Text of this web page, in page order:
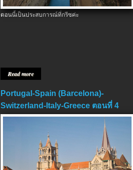
ตอนนี้เป็นประสบการณ์ที่กรีซค่ะ
Read more
Portugal-Spain (Barcelona)-
Switzerland-Italy-Greece ตอนที่ 4